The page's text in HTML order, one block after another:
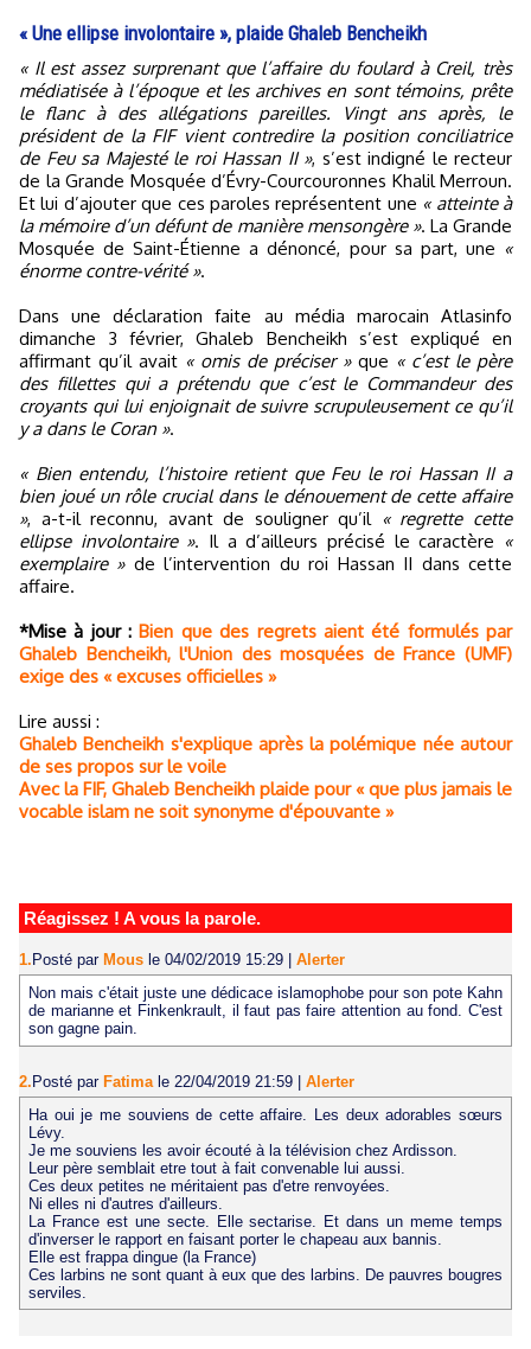
« Une ellipse involontaire », plaide Ghaleb Bencheikh
« Il est assez surprenant que l’affaire du foulard à Creil, très
médiatisée à l’époque et les archives en sont témoins, prête
le flanc à des allégations pareilles. Vingt ans après, le
président de la FIF vient contredire la position conciliatrice
de Feu sa Majesté le roi Hassan II », s’est indigné le recteur
de la Grande Mosquée d’Évry-Courcouronnes Khalil Merroun.
Et lui d’ajouter que ces paroles représentent une « atteinte à
la mémoire d’un défunt de manière mensongère ». La Grande
Mosquée de Saint-Étienne a dénoncé, pour sa part, une «
énorme contre-vérité ».
Dans une déclaration faite au média marocain Atlasinfo
dimanche 3 février, Ghaleb Bencheikh s’est expliqué en
affirmant qu’il avait « omis de préciser »que « c’est le père
des fillettes qui a prétendu que c’est le Commandeur des
croyants qui lui enjoignait de suivre scrupuleusement ce qu’il
y a dans le Coran ».
« Bien entendu, l’histoire retient que Feu le roi Hassan II a
bien joué un rôle crucial dans le dénouement de cette affaire
», a-t-il reconnu, avant de souligner qu’il « regrette cette
ellipse involontaire ». Il a d’ailleurs précisé le caractère «
exemplaire »de l’intervention du roi Hassan II dans cette
affaire.
*Mise à jour : Bien que des regrets aient été formulés par
Ghaleb Bencheikh, l'Union des mosquées de France (UMF)
exige des « excuses officielles »
Lire aussi :
Ghaleb Bencheikh s'explique après la polémique née autour
de ses propos sur le voile
Avec la FIF, Ghaleb Bencheikh plaide pour « que plus jamais le
vocable islam ne soit synonyme d'épouvante »
Réagissez ! A vous la parole.
1. Posté par Mous le 04/02/2019 15:29
Alerter
Non mais c'était juste une dédicace islamophobe pour son pote Kahn
de marianne et Finkenkrault, il faut pas faire attention au fond. C'est
son gagne pain.
2. Posté par Fatima le 22/04/2019 21:59
Alerter
Ha oui je me souviens de cette affaire. Les deux adorables sœurs
Lévy.
Je me souviens les avoir écouté à la télévision chez Ardisson.
Leur père semblait etre tout à fait convenable lui aussi.
Ces deux petites ne méritaient pas d'etre renvoyées.
Ni elles ni d'autres d'ailleurs.
La France est une secte. Elle sectarise. Et dans un meme temps
d'inverser le rapport en faisant porter le chapeau aux bannis.
Elle est frappa dingue (la France)
Ces larbins ne sont quant à eux que des larbins. De pauvres bougres
serviles.